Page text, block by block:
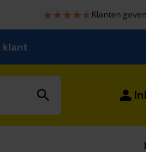
★★★★★
★★★★★ Klanten
klant